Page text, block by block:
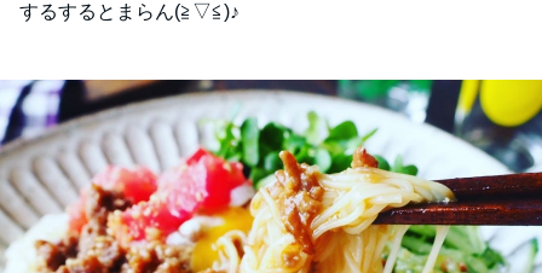
するするとまらん(⁠≧⁠▽⁠≦⁠)♪